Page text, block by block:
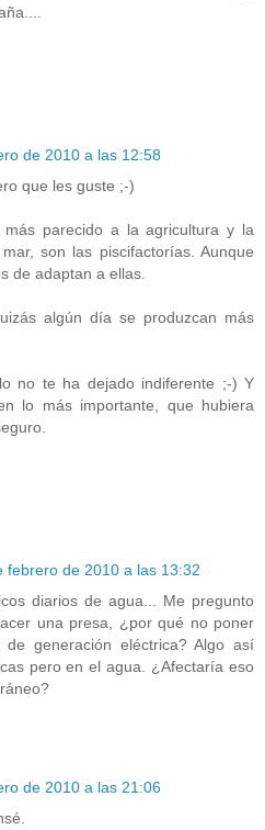
de 2010 a las 12:58
que les guste ;-)
parecido a la agricultura y la
son las piscifactorías. Aunque
de adaptan a ellas.
algún día se produzcan más
no te ha dejado indiferente ;-) Y
lo más importante, que hubiera
febrero de 2010 a las 13:32
diarios de agua... Me pregunto
una presa, ¿por qué no poner
de generación eléctrica? Algo así
pero en el agua. ¿Afectaría eso
de 2010 a las 21:06